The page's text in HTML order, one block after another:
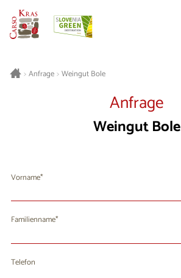
>Anfrage> Weingut Bole
Anfrage
Weingut Bole
Vorname
Familienname
Telefon